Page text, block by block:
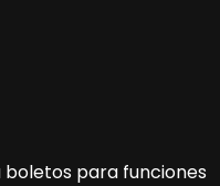
boletos para funciones